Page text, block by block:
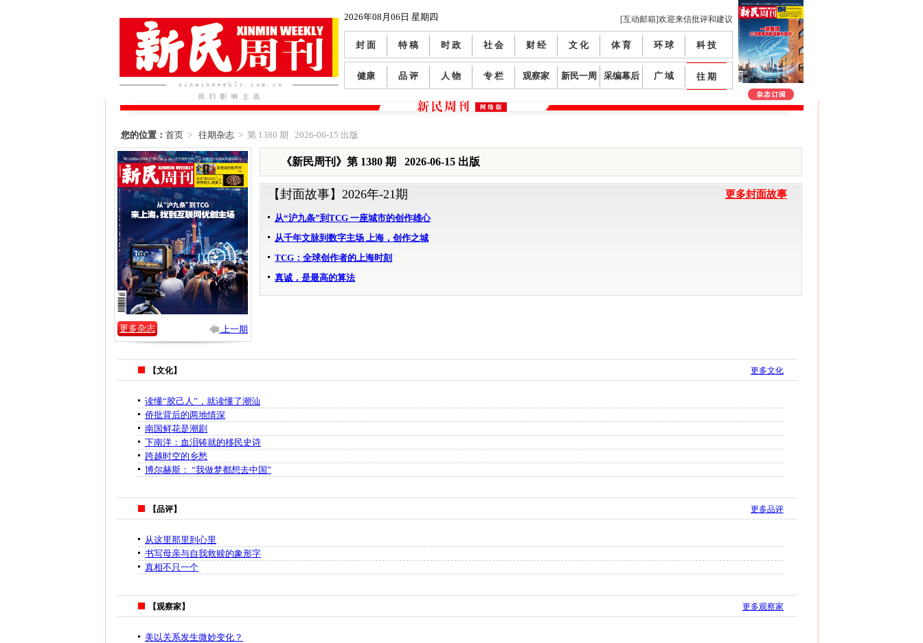
2026年08月06日 星期四 [互动邮箱]欢迎来信批评和建议
封 面 特 稿 时 政 社 会 财 经 文 化 体 育 环 球 科 技
健康 品 评 人 物 专 栏 观察家 新民一周 采编幕后 广 域 往 期
您的位置： 首页 > 往期杂志 > 第 1380 期 2026-06-15 出版
更多杂志 上一期
《新民周刊》第 1380 期 2026-06-15 出版
【封面故事】 2026年-21期 更多封面故事
从“沪九条”到TCG 一座城市的创作雄心
从千年文脉到数字主场 上海，创作之城
TCG：全球创作者的上海时刻
真诚，是最高的算法
【文化】 更多文化
读懂“胶己人”，就读懂了潮汕
侨批背后的两地情深
南国鲜花是潮剧
下南洋：血泪铸就的移民史诗
跨越时空的乡愁
博尔赫斯： “我做梦都想去中国”
【品评】 更多品评
从这里那里到心里
书写母亲与自我救赎的象形字
真相不只一个
【观察家】 更多观察家
美以关系发生微妙变化？